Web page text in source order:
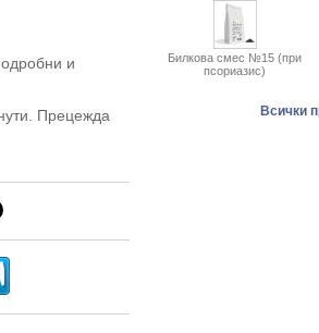
и
Прецежда
Билкова смес №15 (при
псориазис)
Всички